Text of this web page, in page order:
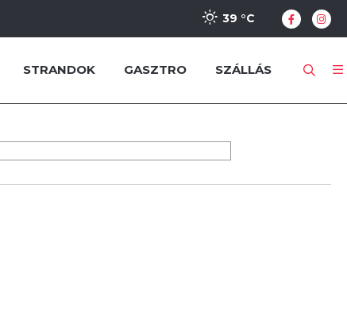
39 °C
STRANDOK GASZTRO SZÁLLÁS